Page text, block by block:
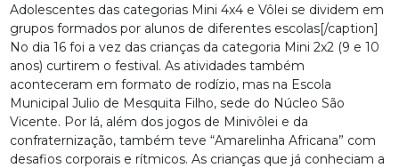
Adolescentes das categorias Mini 4x4 e Vôlei se dividem em
grupos formados por alunos de diferentes escolas[/caption]
No dia 16 foi a vez das crianças da categoria Mini 2x2 (9 e 10
anos) curtirem o festival. As atividades também
aconteceram em formato de rodízio, mas na Escola
Municipal Julio de Mesquita Filho, sede do Núcleo São
Vicente. Por lá, além dos jogos de Minivôlei e da
confraternização, também teve “Amarelinha Africana” com
desafios corporais e rítmicos. As crianças que já conheciam a